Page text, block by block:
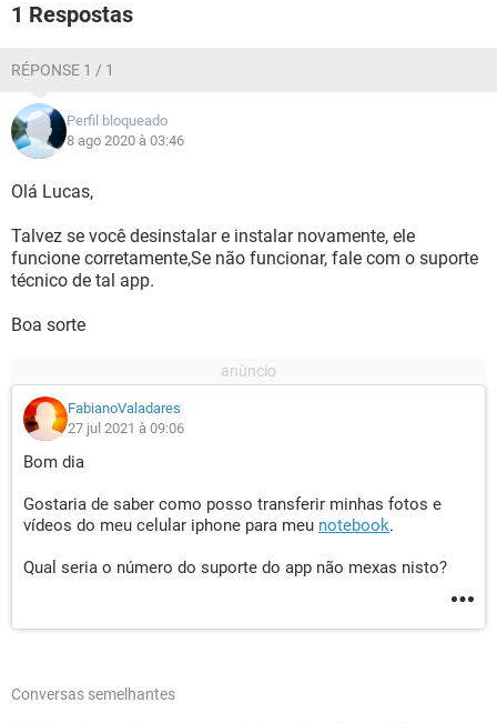
1 Respostas
RÉPONSE 1 / 1
Perfil bloqueado
8 ago 2020 à 03:46
Olá Lucas,
Talvez se você desinstalar e instalar novamente, ele
funcione corretamente,Se não funcionar, fale com o suporte
técnico de tal app.
Boa sorte
FabianoValadares
27 jul 2021 à 09:06
Bom dia
Gostaria de saber como posso transferir minhas fotos e
vídeos do meu celular iphone para meu notebook.
Qual seria o número do suporte do app não mexas nisto?
Conversas semelhantes